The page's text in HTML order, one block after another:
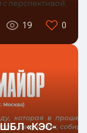
19 0
ШБЛ «КЭС-